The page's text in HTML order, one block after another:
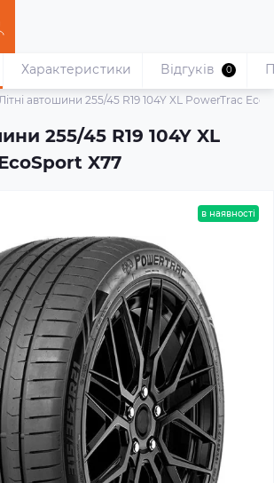
автошини 255/45 R19 104Y XL PowerTrac
255/45 R19 104Y XL
X77
Характеристики Відгуків 0
в наявності